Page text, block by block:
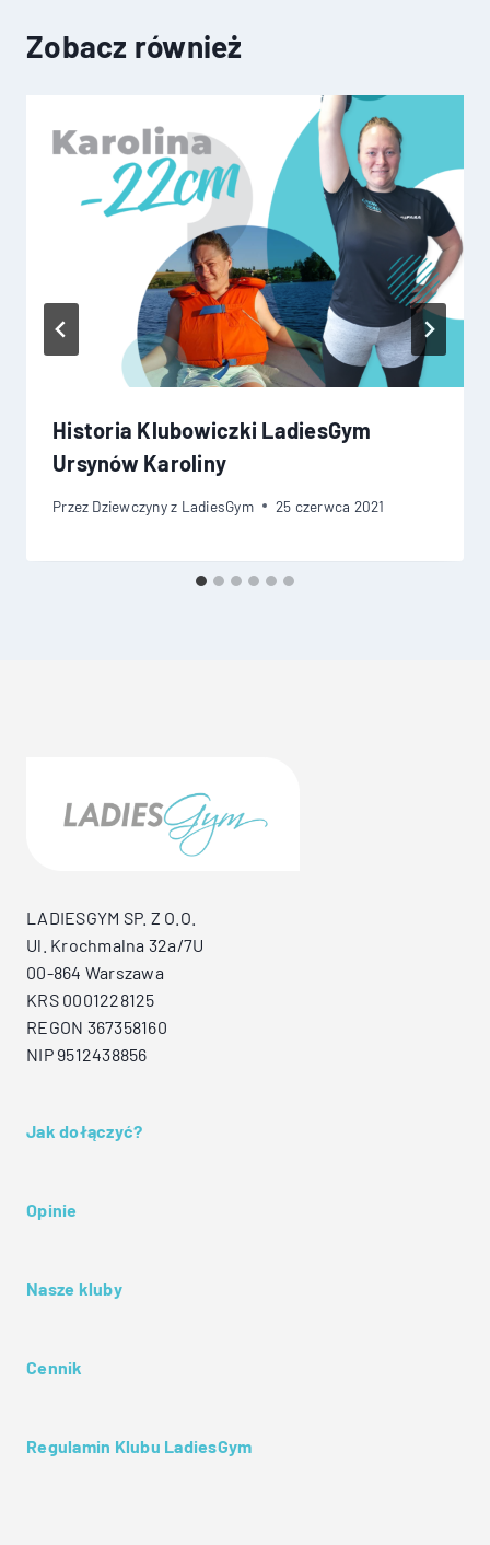
Zobacz również
Historia Klubowiczki LadiesGym
Ursynów Karoliny
Przez Dziewczyny z LadiesGym 25 czerwca 2021
LADIESGYM SP. Z O.O.
Ul. Krochmalna 32a/7U
00-864 Warszawa
KRS 0001228125
REGON 367358160
NIP 9512438856
Jak dołączyć?
Opinie
Nasze kluby
Cennik
Regulamin Klubu LadiesGym